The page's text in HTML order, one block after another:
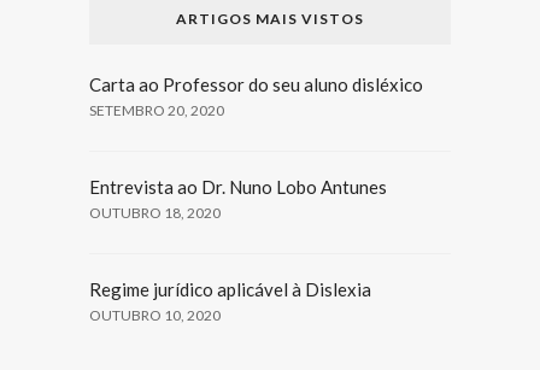
ARTIGOS MAIS VISTOS
Carta ao Professor do seu aluno disléxico
SETEMBRO 20, 2020
Entrevista ao Dr. Nuno Lobo Antunes
OUTUBRO 18, 2020
Regime jurídico aplicável à Dislexia
OUTUBRO 10, 2020